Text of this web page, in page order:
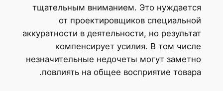
тщательным вниманием. Это нуждается
от проектировщиков специальной
аккуратности в деятельности, но результат
компенсирует усилия. В том числе
незначительные недочеты могут заметно
повлиять на общее восприятие товара.